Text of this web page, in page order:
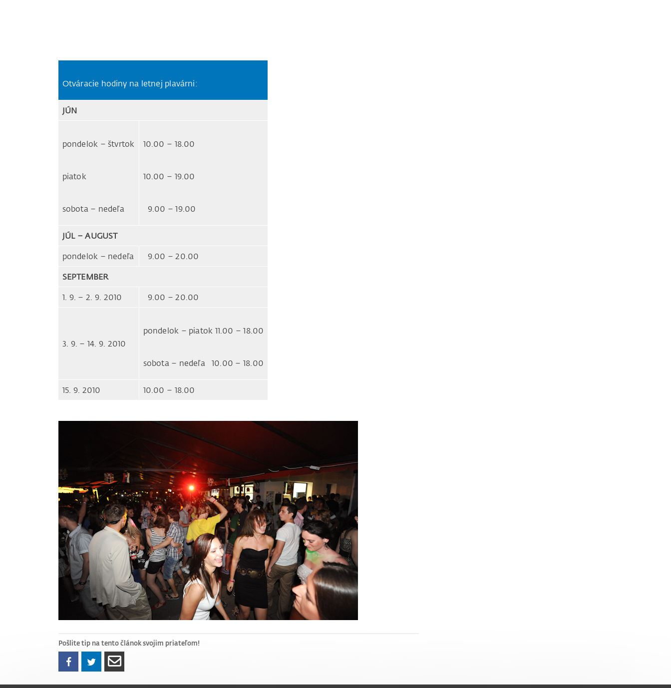
Otváracie hodiny na letnej plavárni:
JÚN
pondelok – štvrtok
piatok
sobota – nedeľa
10.00 – 18.00
10.00 – 19.00
9.00 – 19.00
JÚL – AUGUST
pondelok – nedeľa 9.00 – 20.00
SEPTEMBER
1. 9. – 2. 9. 2010 9.00 – 20.00
3. 9. – 14. 9. 2010
pondelok – piatok 11.00 – 18.00
sobota – nedeľa 10.00 – 18.00
15. 9. 2010 10.00 – 18.00
Pošlite tip na tento článok svojim priateľom!